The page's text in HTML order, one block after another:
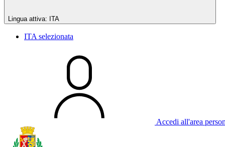
Lingua attiva: ITA
ITA selezionata
Accedi all'area